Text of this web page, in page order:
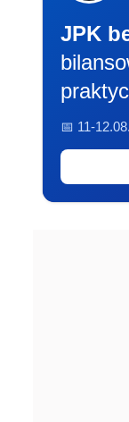
JPK
📅 11-